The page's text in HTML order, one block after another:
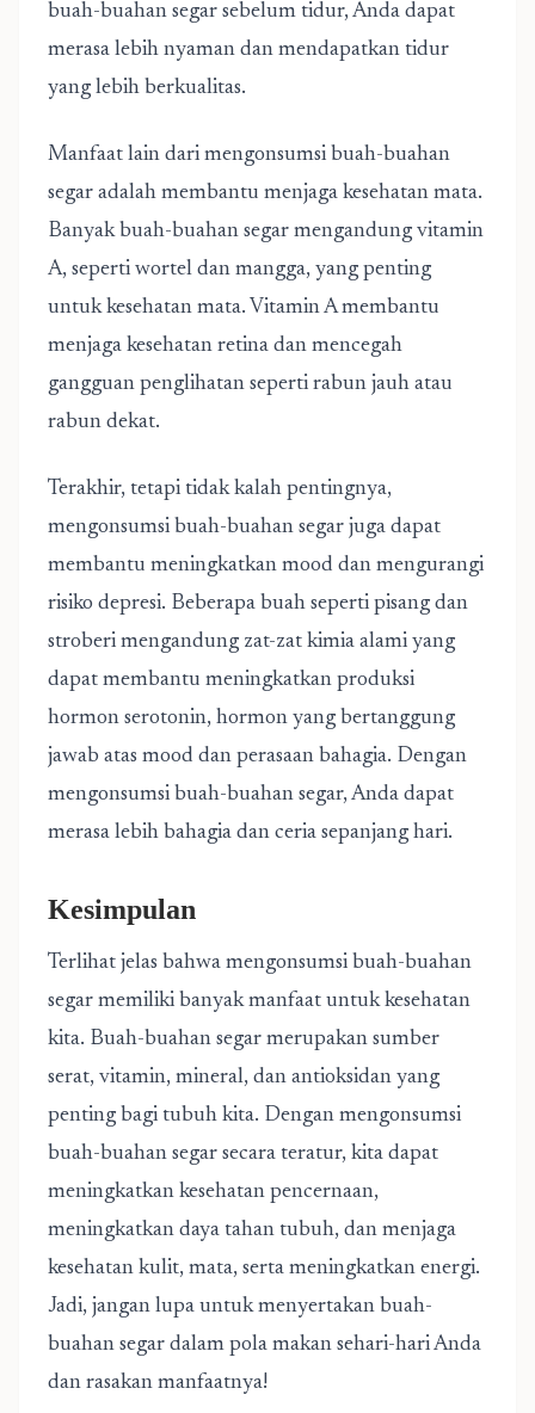
buah-buahan segar sebelum tidur, Anda dapat
merasa lebih nyaman dan mendapatkan tidur
yang lebih berkualitas.
Manfaat lain dari mengonsumsi buah-buahan
segar adalah membantu menjaga kesehatan mata.
Banyak buah-buahan segar mengandung vitamin
A, seperti wortel dan mangga, yang penting
untuk kesehatan mata. Vitamin A membantu
menjaga kesehatan retina dan mencegah
gangguan penglihatan seperti rabun jauh atau
rabun dekat.
Terakhir, tetapi tidak kalah pentingnya,
mengonsumsi buah-buahan segar juga dapat
membantu meningkatkan mood dan mengurangi
risiko depresi. Beberapa buah seperti pisang dan
stroberi mengandung zat-zat kimia alami yang
dapat membantu meningkatkan produksi
hormon serotonin, hormon yang bertanggung
jawab atas mood dan perasaan bahagia. Dengan
mengonsumsi buah-buahan segar, Anda dapat
merasa lebih bahagia dan ceria sepanjang hari.
Kesimpulan
Terlihat jelas bahwa mengonsumsi buah-buahan
segar memiliki banyak manfaat untuk kesehatan
kita. Buah-buahan segar merupakan sumber
serat, vitamin, mineral, dan antioksidan yang
penting bagi tubuh kita. Dengan mengonsumsi
buah-buahan segar secara teratur, kita dapat
meningkatkan kesehatan pencernaan,
meningkatkan daya tahan tubuh, dan menjaga
kesehatan kulit, mata, serta meningkatkan energi.
Jadi, jangan lupa untuk menyertakan buah-
buahan segar dalam pola makan sehari-hari Anda
dan rasakan manfaatnya!